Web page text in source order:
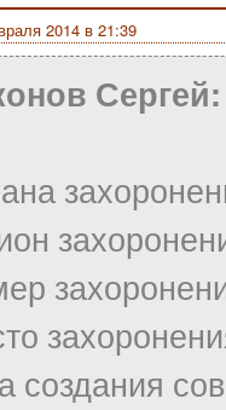
2014 в 21:39
Сергей:
создания